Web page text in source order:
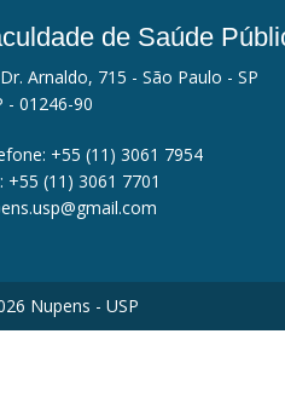
de Saúde
Arnaldo, 715 - São Paulo - SP
- 01246-90
+55 (11) 3061 7954
+55 (11) 3061 7701
Nupens - USP